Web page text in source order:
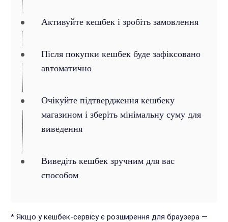
Активуйте кешбек і зробіть замовлення
Після покупки кешбек буде зафіксовано
автоматично
Очікуйте підтвердження кешбеку
магазином і зберіть мінімальну суму для
виведення
Виведіть кешбек зручним для вас
способом
* Якщо у кешбек-сервісу є розширення для браузера —